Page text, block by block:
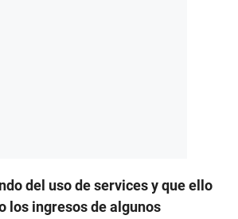
del uso de services y que ello
los ingresos de algunos